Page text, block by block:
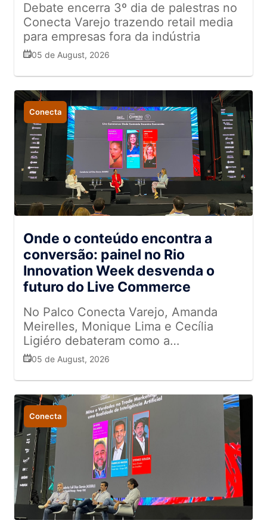
Debate encerra 3º dia de palestras no
Conecta Varejo trazendo retail media
para empresas fora da indústria
05 de August, 2026
Conecta
Onde o conteúdo encontra a
conversão: painel no Rio
Innovation Week desvenda o
futuro do Live Commerce
No Palco Conecta Varejo, Amanda
Meirelles, Monique Lima e Cecília
Ligiéro debateram como a
interatividade, a autenticidade e a
ambiente digital estão redefinindo a
jornada de compra
05 de August, 2026
Conecta